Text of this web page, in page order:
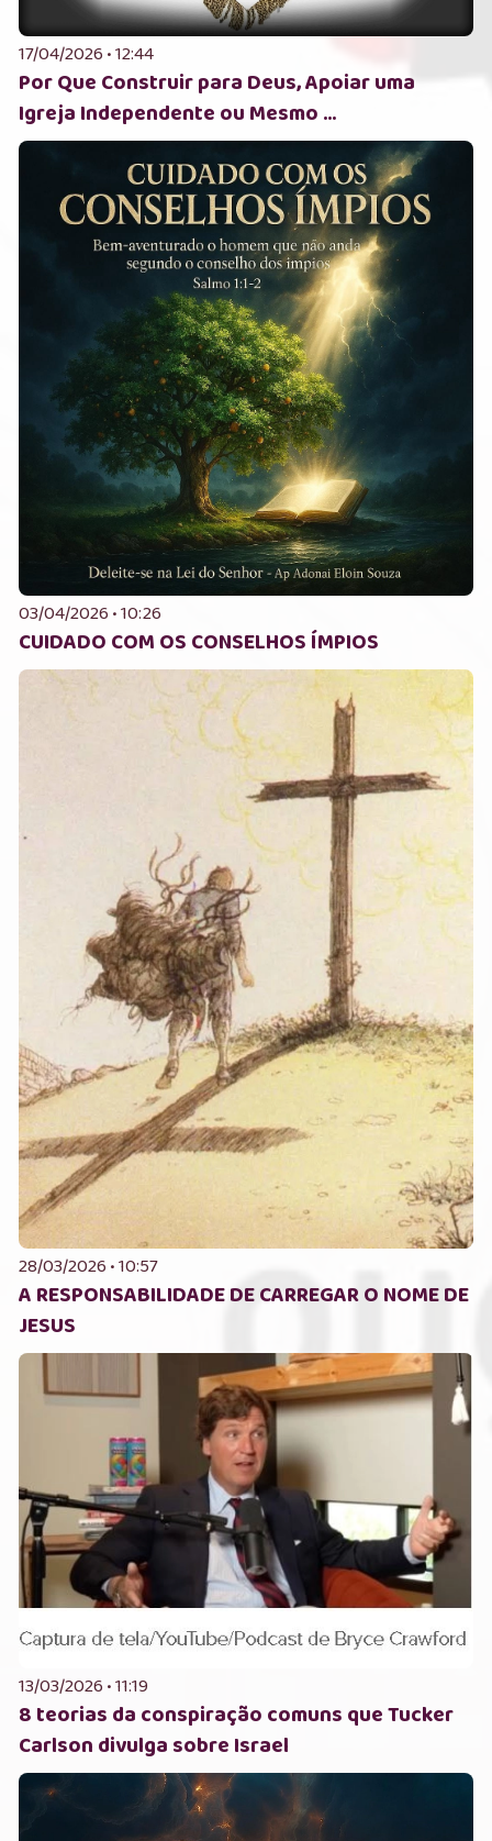
17/04/2026 • 12:44
Por Que Construir para Deus, Apoiar uma
Igreja Independente ou Mesmo ...
03/04/2026 • 10:26
CUIDADO COM OS CONSELHOS ÍMPIOS
28/03/2026 • 10:57
A RESPONSABILIDADE DE CARREGAR O NOME DE
JESUS
13/03/2026 • 11:19
8 teorias da conspiração comuns que Tucker
Carlson divulga sobre Israel